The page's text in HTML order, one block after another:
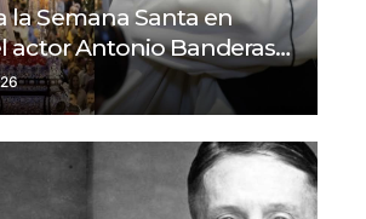
la Semana Santa en
actor Antonio Banderas
celebración